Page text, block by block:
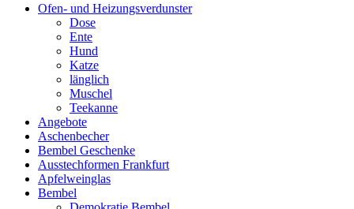
Ofen- und Heizungsverdunster
Dose
Ente
Hund
Katze
länglich
Muschel
Teekanne
Angebote
Aschenbecher
Bembel Geschenke
Ausstechformen Frankfurt
Apfelweinglas
Bembel